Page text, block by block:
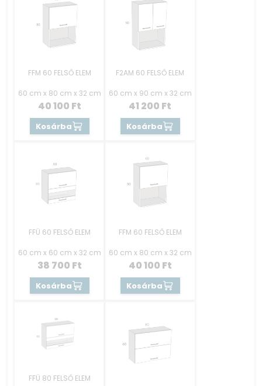
FFM 60 FELSŐ ELEM
60 cm x 80 cm x 32 cm
40 100 Ft
Kosárba
F2AM 60 FELSŐ ELEM
60 cm x 90 cm x 32 cm
41 200 Ft
Kosárba
FFÜ 60 FELSŐ ELEM
60 cm x 60 cm x 32 cm
38 700 Ft
Kosárba
FFM 60 FELSŐ ELEM
60 cm x 80 cm x 32 cm
40 100 Ft
Kosárba
FFÜ 80 FELSŐ ELEM